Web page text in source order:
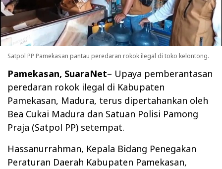
Satpol PP Pamekasan pantau peredaran rokok ilegal di toko kelontong.
Pamekasan, SuaraNet– Upaya pemberantasan
peredaran rokok ilegal di Kabupaten
Pamekasan, Madura, terus dipertahankan oleh
Bea Cukai Madura dan Satuan Polisi Pamong
Praja (Satpol PP) setempat.
Hassanurrahman, Kepala Bidang Penegakan
Peraturan Daerah Kabupaten Pamekasan,